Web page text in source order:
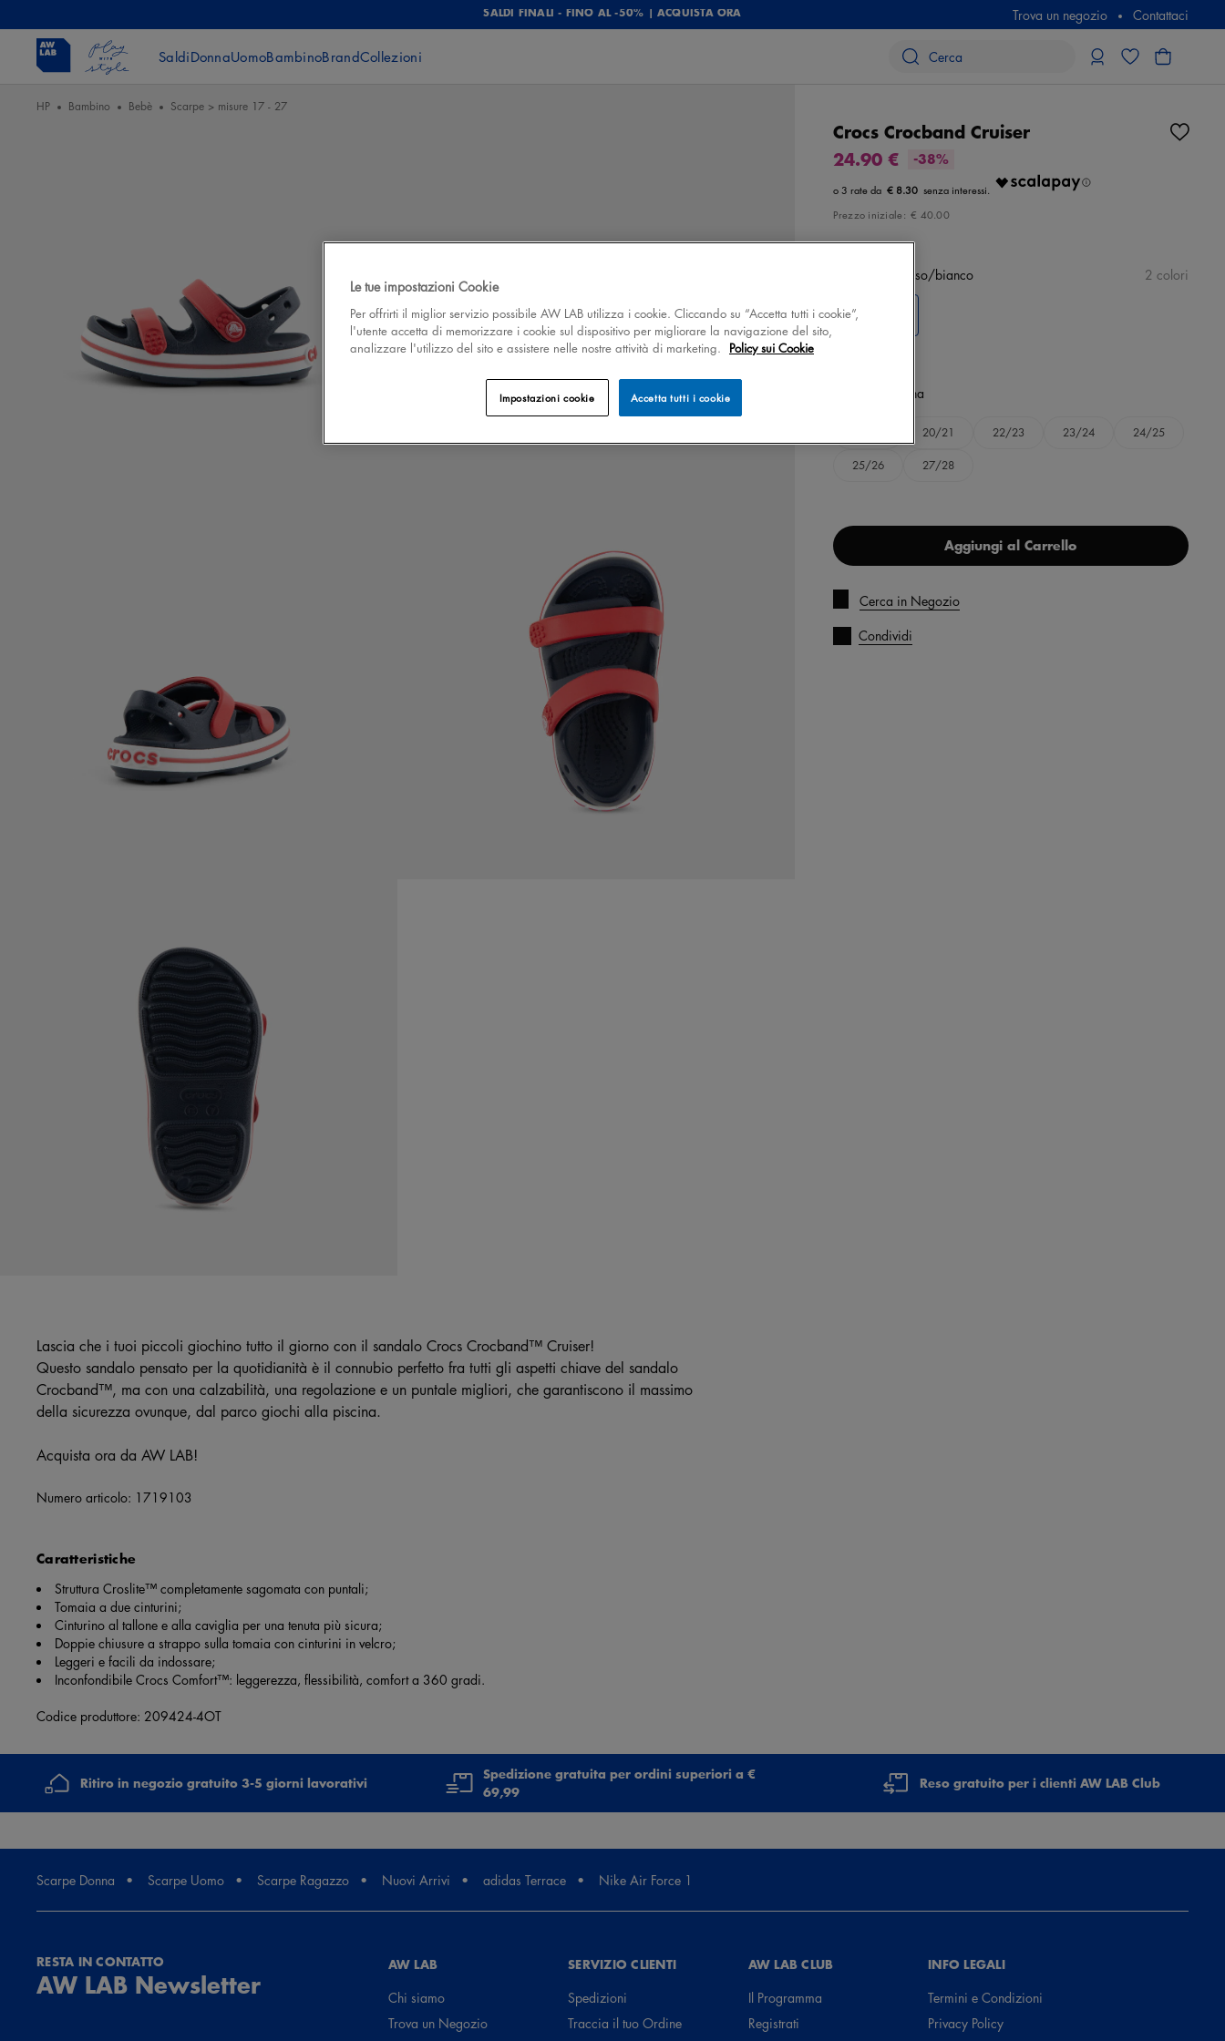
SALDI FINALI - FINO AL -50% | ACQUISTA ORA Trova un negozio Contattaci
SaldiDonnaUomoBambinoBrandCollezioni
HP Bambino Bebè Scarpe > misure 17 - 27
Lascia che i tuoi piccoli giochino tutto il giorno con il sandalo Crocs Crocband™ Cruiser!
Questo sandalo pensato per la quotidianità è il connubio perfetto fra tutti gli aspetti chiave del sandalo
Crocband™, ma con una calzabilità, una regolazione e un puntale migliori, che garantiscono il massimo
della sicurezza ovunque, dal parco giochi alla piscina.
Acquista ora da AW LAB!
Numero articolo: 1719103
Caratteristiche
Struttura Croslite™ completamente sagomata con puntali;
Tomaia a due cinturini;
Cinturino al tallone e alla caviglia per una tenuta più sicura;
Doppie chiusure a strappo sulla tomaia con cinturini in velcro;
Leggeri e facili da indossare;
Inconfondibile Crocs Comfort™: leggerezza, flessibilità, comfort a 360 gradi.
Codice produttore: 209424-4OT
Crocs Crocband Cruiser
24.90 €
-38%
€ 8.30
Prezzo iniziale: € 40.00
blu/rosso/bianco 2 colori
Seleziona
20/21 22/23 23/24 24/25
25/26 27/28
Aggiungi al Carrello
Cerca in Negozio
Condividi
Ritiro in negozio gratuito 3-5 giorni lavorativi
Spedizione gratuita per ordini superiori a €
69,99
Reso gratuito per i clienti AW LAB Club
Scarpe Donna Scarpe Uomo Scarpe Ragazzo Nuovi Arrivi adidas Terrace Nike Air Force 1
RESTA IN CONTATTO
AW LAB Newsletter
AW LAB
Chi siamo
Trova un Negozio
SERVIZIO CLIENTI
Spedizioni
Traccia il tuo Ordine
AW LAB CLUB
Il Programma
Registrati
INFO LEGALI
Termini e Condizioni
Privacy Policy
Le tue impostazioni Cookie
Per offrirti il miglior servizio possibile AW LAB utilizza i cookie. Cliccando su “Accetta tutti i cookie”,
l'utente accetta di memorizzare i cookie sul dispositivo per migliorare la navigazione del sito,
analizzare l'utilizzo del sito e assistere nelle nostre attività di marketing. Policy sui Cookie
Accetta tutti i cookie
Impostazioni cookie